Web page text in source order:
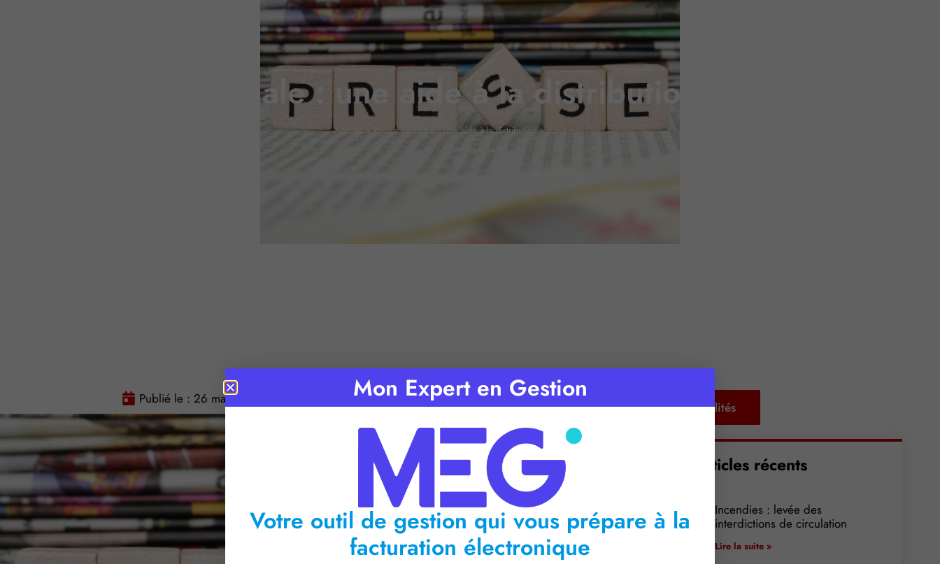
Presse nationale : une aide à la distribution refondue
Accueil»Presse nationale : une aide à la distribution refondue
Publié le : 26 mai 2026 Temps de lecture : 3 minutes
Retour aux actualités
Articles récents
Incendies : levée des
interdictions de circulation
Lire la suite »
Mon Expert en Gestion
Votre outil de gestion qui vous prépare à la
facturation électronique